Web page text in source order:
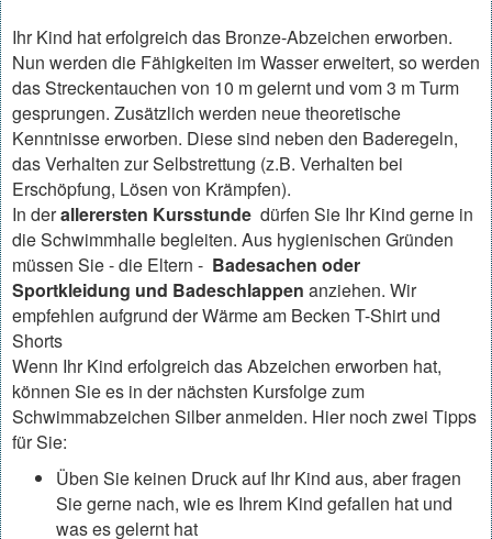
Ihr Kind hat erfolgreich das Bronze-Abzeichen erworben.
Nun werden die Fähigkeiten im Wasser erweitert, so werden
das Streckentauchen von 10 m gelernt und vom 3 m Turm
gesprungen. Zusätzlich werden neue theoretische
Kenntnisse erworben. Diese sind neben den Baderegeln,
das Verhalten zur Selbstrettung (z.B. Verhalten bei
Erschöpfung, Lösen von Krämpfen).
In derallerersten Kursstunde dürfen Sie Ihr Kind gerne in
die Schwimmhalle begleiten. Aus hygienischen Gründen
müssen Sie - die Eltern - Badesachen oder
Sportkleidung und Badeschlappen anziehen. Wir
empfehlen aufgrund der Wärme am Becken T-Shirt und
Shorts
Wenn Ihr Kind erfolgreich das Abzeichen erworben hat,
können Sie es in der nächsten Kursfolge zum
Schwimmabzeichen Silber anmelden. Hier noch zwei Tipps
für Sie:
Üben Sie keinen Druck auf Ihr Kind aus, aber fragen
Sie gerne nach, wie es Ihrem Kind gefallen hat und
was es gelernt hat